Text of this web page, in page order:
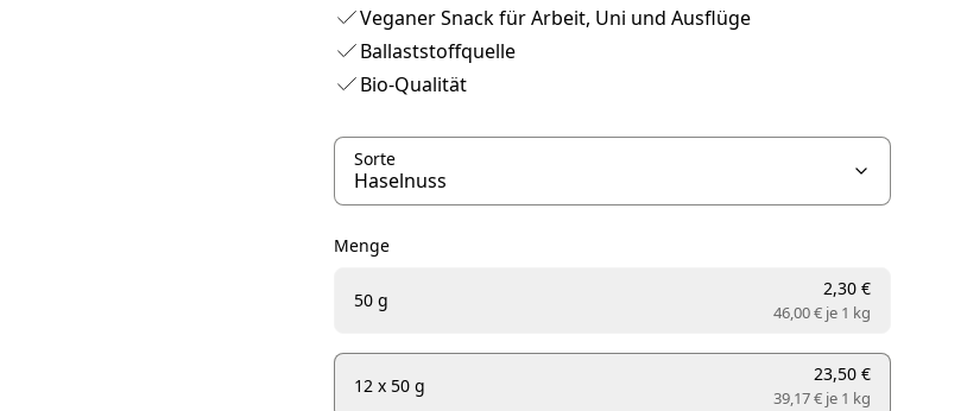
Veganer Snack für Arbeit, Uni und Ausflüge
Ballaststoffquelle
Bio-Qualität
Sorte
Menge
50 g
2,30 €
46,00 € je1 kg
12 x 50 g
23,50 €
39,17 € je1 kg